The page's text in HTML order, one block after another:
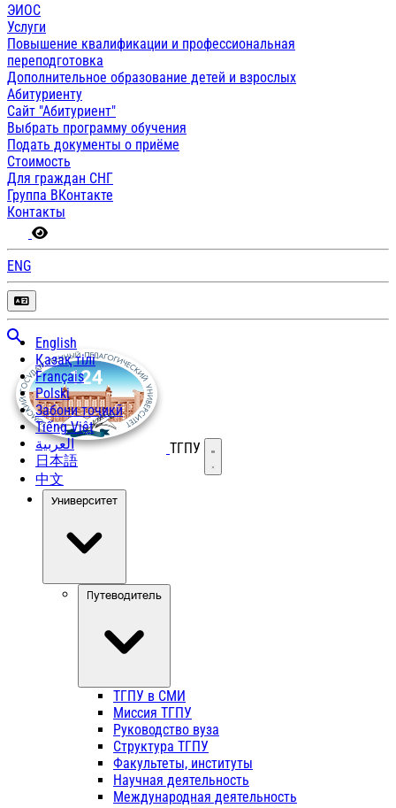
ЭИОС
Услуги
Повышение квалификации и профессиональная
переподготовка
Дополнительное образование детей и взрослых
Абитуриенту
Сайт "Абитуриент"
Выбрать программу обучения
Подать документы о приёме
Стоимость
Для граждан СНГ
Группа ВКонтакте
Контакты
ENG
English
Қазақ тілі
Français
Polski
Забони тоҷикӣ
Tiếng Việt
العربية
日本語
中文
ТГПУ Открыть меню
Университет
Путеводитель
ТГПУ в СМИ
Миссия ТГПУ
Руководство вуза
Структура ТГПУ
Факультеты, институты
Научная деятельность
Международная деятельность